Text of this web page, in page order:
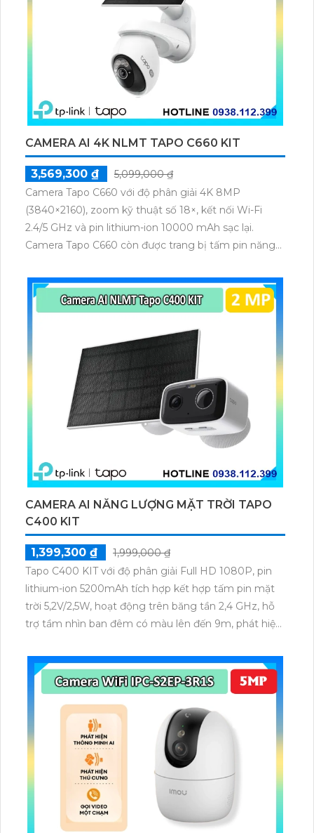
CAMERA AI 4K NLMT TAPO C660 KIT
3,569,300 ₫
5,099,000 ₫
Camera Tapo C660 với độ phân giải 4K 8MP
(3840×2160), zoom kỹ thuật số 18×, kết nối Wi-Fi
2.4/5 GHz và pin lithium-ion 10000 mAh sạc lại.
Camera Tapo C660 còn được trang bị tấm pin năng
thú cưng, phương tiện, lưu trữ thẻ microSD tối đa 512
GB.
CAMERA AI NĂNG LƯỢNG MẶT TRỜI TAPO
C400 KIT
1,399,300 ₫
1,999,000 ₫
Tapo C400 KIT với độ phân giải Full HD 1080P, pin
lithium-ion 5200mAh tích hợp kết hợp tấm pin mặt
trời 5,2V/2,5W, hoạt động trên băng tần 2,4 GHz, hỗ
trợ tầm nhìn ban đêm có màu lên đến 9m, phát hiện
dữ liệu qua thẻ microSD lên đến 512GB.